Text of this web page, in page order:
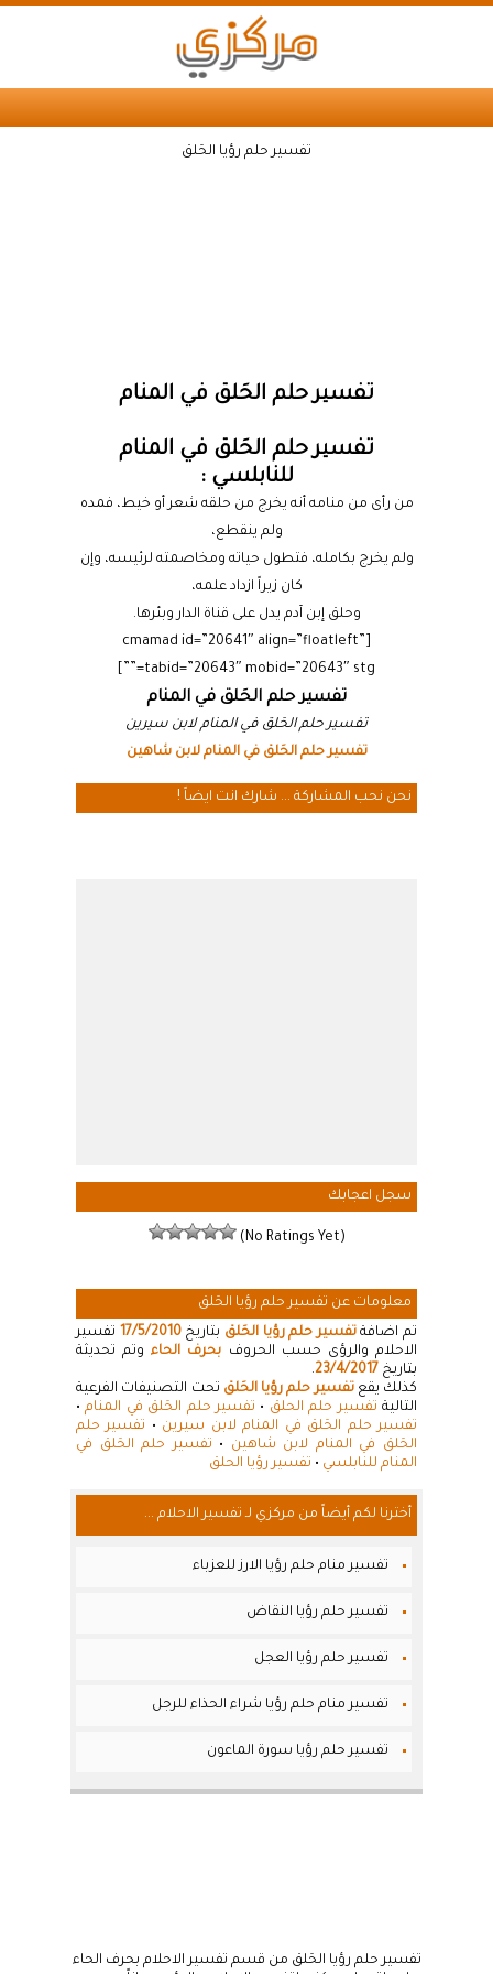
تفسير حلم رؤيا الحَلق
تفسير حلم الحَلق في المنام
تفسير حلم الحَلق في المنام
للنابلسي :
من رأى من منامه أنه يخرج من حلقه شعر أو خيط، فمده
ولم ينقطع،
ولم يخرج بكامله، فتطول حياته ومخاصمته لرئيسه، وإن
كان زيراً ازداد علمه،
وحلق إبن آدم يدل على قناة الدار وبئرها.
[cmamad id=”20641″ align=”floatleft”
tabid=”20643″ mobid=”20643″ stg=””]
تفسير حلم الحَلق في المنام
تفسير حلم الحَلق في المنام لابن سيرين
تفسير حلم الحَلق في المنام لابن شاهين
نحن نحب المشاركة ... شارك انت ايضاً !
سجل اعجابك
(No Ratings Yet)
معلومات عن تفسير حلم رؤيا الحَلق
تم اضافةتفسير حلم رؤيا الحَلق بتاريخ17/5/2010 تفسير
الاحلام والرؤى حسب الحروف بحرف الحاءوتم تحديثة
بتاريخ 23/4/2017
.
كذلك يقعتفسير حلم رؤيا الحَلق تحت التصنيفات الفرعية
التالية تفسير حلم الحلق • تفسير حلم الحَلق في المنام•
تفسير حلم الحَلق في المنام لابن سيرين • تفسير حلم
الحَلق في المنام لابن شاهين • تفسير حلم الحَلق في
المنام للنابلسي • تفسير رؤيا الحلق
أخترنا لكم أيضاً من مركزي لـ تفسير الاحلام ...
تفسير منام حلم رؤيا الارز للعزباء
تفسير حلم رؤيا النقاض
تفسير حلم رؤيا العجل
تفسير منام حلم رؤيا شراء الحذاء للرجل
تفسير حلم رؤيا سورة الماعون
تفسير حلم رؤيا الحَلق من قسم تفسير الاحلام بحرف الحاء